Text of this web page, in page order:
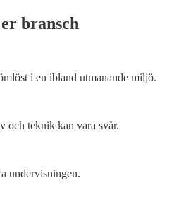
bransch
i en ibland utmanande miljö.
och teknik kan vara svår.
undervisningen.